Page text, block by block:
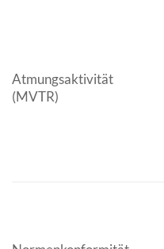
Atmungsaktivität
(MVTR)